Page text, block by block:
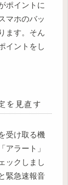
ポイントに
マホのバッ
ます。そん
イントをし
を見直す
受け取る機
アラート」
ックしまし
緊急速報音